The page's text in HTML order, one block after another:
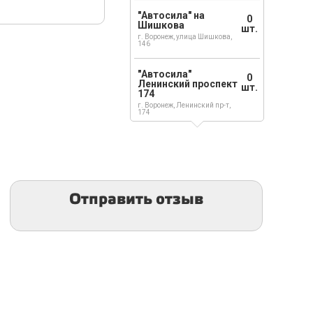
"Автосила" на
Шишкова
г. Воронеж, улица Шишкова,
146
0
шт.
"Автосила"
Ленинский проспект
174
г. Воронеж, Ленинский пр-т,
174
0
шт.
Отправить отзыв